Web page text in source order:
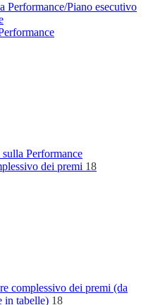
Performance/Piano esecutivo
Performance
dei premi 18
complessivo dei premi (da
in tabelle) 18